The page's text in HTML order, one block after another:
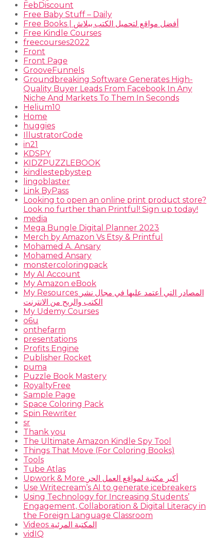
FebDiscount
Free Baby Stuff – Daily
Free Books | أفضل مواقع لتحميل الكتب ببلاش
Free Kindle Courses
freecourses2022
Front
Front Page
GrooveFunnels
Groundbreaking Software Generates High-
Quality Buyer Leads From Facebook In Any
Niche And Markets To Them In Seconds
Helium10
Home
huggies
IllustratorCode
in21
KDSPY
KIDZPUZZLEBOOK
kindlestepbystep
lingoblaster
Link ByPass
Looking to open an online print product store?
Look no further than Printful! Sign up today!
media
Mega Bungle Digital Planner 2023
Merch by Amazon Vs Etsy & Printful
Mohamed A. Ansary
Mohamed Ansary
monstercoloringpack
My AI Account
My Amazon eBook
My Resources المصادر التي أعتمد عليها في مجال نشر
الكتب والربح من الانترنت
My Udemy Courses
o6u
onthefarm
presentations
Profits Engine
Publisher Rocket
puma
Puzzle Book Mastery
RoyaltyFree
Sample Page
Space Coloring Pack
Spin Rewriter
sr
Thank you
The Ultimate Amazon Kindle Spy Tool
Things That Move (For Coloring Books)
Tools
Tube Atlas
Upwork & More أكبر مكتبة لمواقع العمل الحر
Use Writecream’s AI to generate icebreakers
Using Technology for Increasing Students’
Engagement, Collaboration & Digital Literacy in
the Foreign Language Classroom
Videos المكتبة المرئية
vidIQ